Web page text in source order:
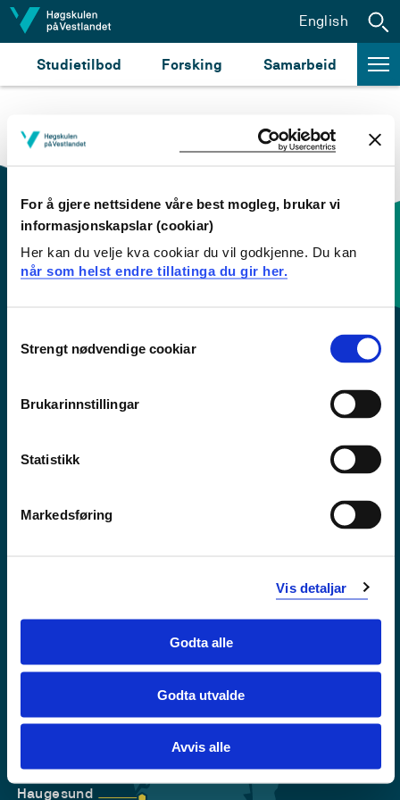
For å gjere nettsidene våre best mogleg, brukar vi
informasjonskapslar (cookiar)
Her kan du velje kva cookiar du vil godkjenne. Du kan
når som helst endre tillatinga du gir her.
Selection
Strengt nødvendige cookiar
Brukarinnstillingar
Statistikk
Markedsføring
Vis detaljar
Godta alle
Godta utvalde
Avvis alle
Hopp til innhald
Studietilbod Forsking Samarbeid
English
Kontaktinfo og opningstider
Sogndal
Stord
Haugesund